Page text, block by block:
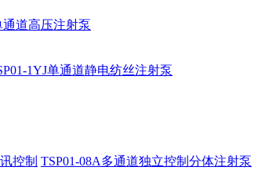
通道高压注射泵
1YJ单通道静电纺丝注射泵
控制 TSP01-08A多通道独立控制分体注射泵